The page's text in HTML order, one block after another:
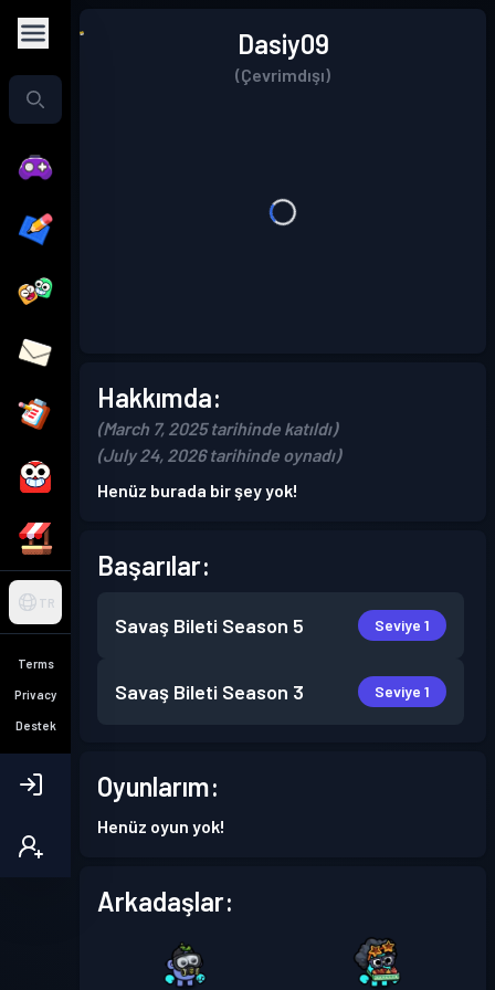
TR
Terms
Privacy
Destek
Dasiy09
(Çevrimdışı)
Hakkımda:
(March 7, 2025 tarihinde katıldı)
(July 24, 2026 tarihinde oynadı)
Henüz burada bir şey yok!
Başarılar:
Savaş Bileti Season 5 Seviye 1
Savaş Bileti Season 3 Seviye 1
Oyunlarım:
Henüz oyun yok!
Arkadaşlar: